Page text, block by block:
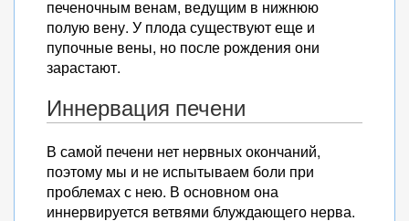
печеночным венам, ведущим в нижнюю
полую вену. У плода существуют еще и
пупочные вены, но после рождения они
зарастают.
Иннервация печени
В самой печени нет нервных окончаний,
поэтому мы и не испытываем боли при
проблемах с нею. В основном она
иннервируется ветвями блуждающего нерва.